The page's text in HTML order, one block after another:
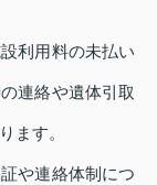
利用料の未払い
連絡や遺体引取
ます。
や連絡体制につ